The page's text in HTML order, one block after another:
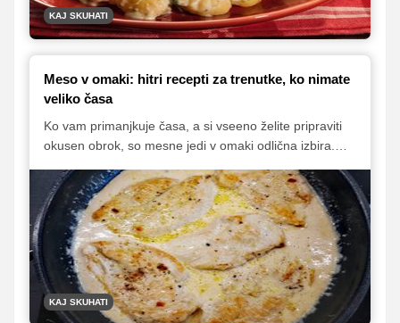
KAJ SKUHATI
Meso v omaki: hitri recepti za trenutke, ko nimate
veliko časa
Ko vam primanjkuje časa, a si vseeno želite pripraviti
okusen obrok, so mesne jedi v omaki odlična izbira.
omaka pa poskrbi za polnost okusa. Ti hitri recepti so
popolna rešitev za zasedene dni, ko želite preprosto, a
slastno kosilo ali večerjo.
KAJ SKUHATI